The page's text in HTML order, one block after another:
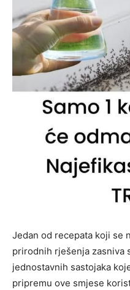
Jedan od recepata koji se
prirodnih rješenja zasniva
jednostavnih sastojaka
pripremu ove smjese